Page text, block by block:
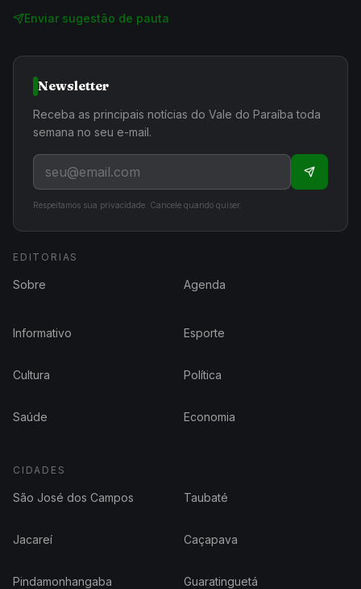
Enviar sugestão de pauta
Newsletter
Receba as principais notícias do Vale do Paraíba toda
semana no seu e-mail.
Respeitamos sua privacidade. Cancele quando quiser.
EDITORIAS
Sobre Agenda
Informativo Esporte
Cultura Política
Saúde Economia
CIDADES
São José dos Campos Taubaté
Jacareí Caçapava
Pindamonhangaba Guaratinguetá